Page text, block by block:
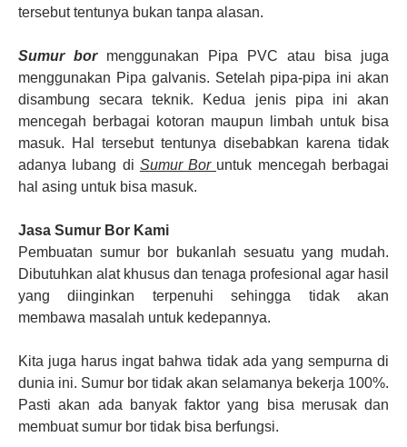
tersebut tentunya bukan tanpa alasan.
Sumur bor menggunakan Pipa PVC atau bisa juga
menggunakan Pipa galvanis. Setelah pipa-pipa ini akan
disambung secara teknik. Kedua jenis pipa ini akan
mencegah berbagai kotoran maupun limbah untuk bisa
masuk. Hal tersebut tentunya disebabkan karena tidak
adanya lubang di Sumur Bor untuk mencegah berbagai
hal asing untuk bisa masuk.
Jasa Sumur Bor Kami
Pembuatan sumur bor bukanlah sesuatu yang mudah.
Dibutuhkan alat khusus dan tenaga profesional agar hasil
yang diinginkan terpenuhi sehingga tidak akan
membawa masalah untuk kedepannya.
Kita juga harus ingat bahwa tidak ada yang sempurna di
dunia ini. Sumur bor tidak akan selamanya bekerja 100%.
Pasti akan ada banyak faktor yang bisa merusak dan
membuat sumur bor tidak bisa berfungsi.